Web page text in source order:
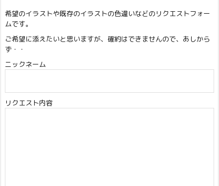
希望のイラストや既存のイラストの色違いなどのリクエストフォー
ムです。
ご希望に添えたいと思いますが、確約はできませんので、あしから
ず・・
ニックネーム
リクエスト内容